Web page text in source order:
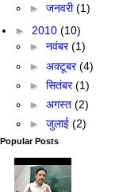
► जनवरी(1)
► 2010 (10)
► नवंबर(1)
► अक्टूबर(4)
► सितंबर(1)
► अगस्त (2)
► जुलाई (2)
Popular Posts